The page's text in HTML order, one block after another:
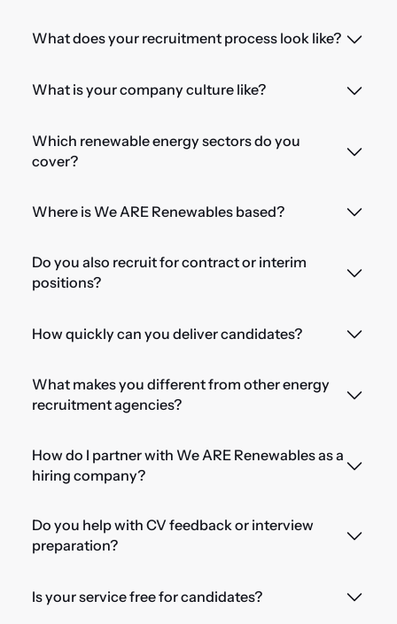
What does your recruitment process look like?
What is your company culture like?
Which renewable energy sectors do you
cover?
Where is We ARE Renewables based?
Do you also recruit for contract or interim
positions?
How quickly can you deliver candidates?
What makes you different from other energy
recruitment agencies?
How do I partner with We ARE Renewables as a
hiring company?
Do you help with CV feedback or interview
preparation?
Is your service free for candidates?